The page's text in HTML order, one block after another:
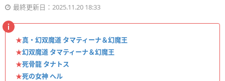
最終更新日：2025.11.20 18:33
★真・幻双魔道 タマティーナ＆幻魔王
★幻双魔道 タマティーナ＆幻魔王
★死骨龍 タナトス
★死の女神 ヘル